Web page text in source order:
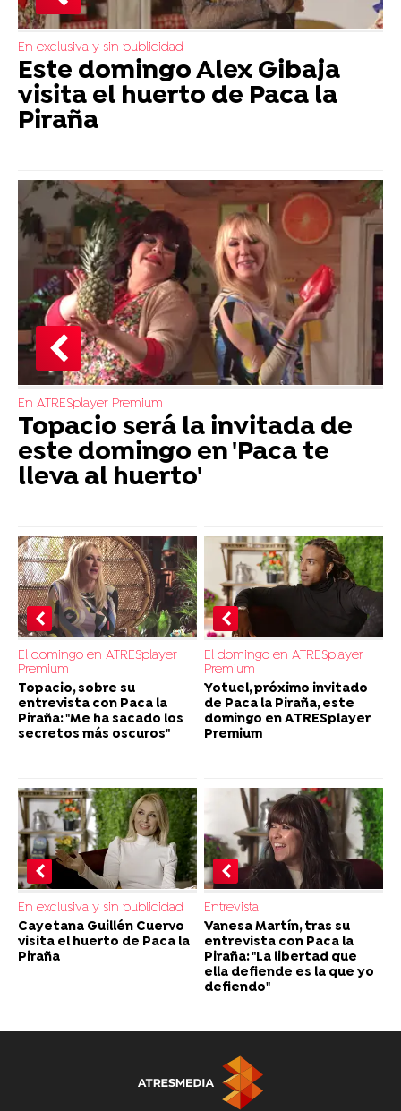
En exclusiva y sin publicidad
Este domingo Alex Gibaja
visita el huerto de Paca la
Piraña
En ATRESplayer Premium
Topacio será la invitada de
este domingo en 'Paca te
lleva al huerto'
El domingo en ATRESplayer
Premium
Topacio, sobre su
entrevista con Paca la
Piraña: "Me ha sacado los
secretos más oscuros"
El domingo en ATRESplayer
Premium
Yotuel, próximo invitado
de Paca la Piraña, este
domingo en ATRESplayer
Premium
En exclusiva y sin publicidad
Cayetana Guillén Cuervo
visita el huerto de Paca la
Piraña
Entrevista
Vanesa Martín, tras su
entrevista con Paca la
Piraña: "La libertad que
ella defiende es la que yo
defiendo"